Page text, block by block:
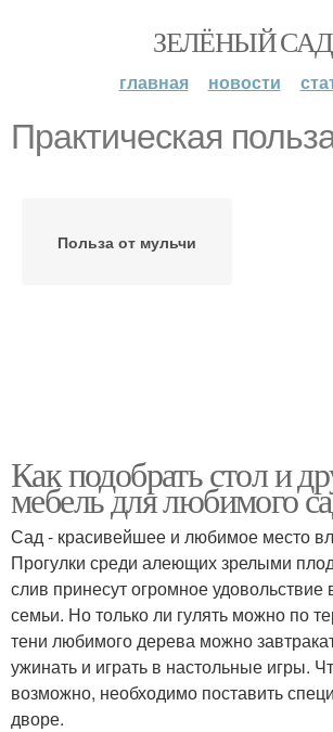
ЗЕЛЁНЫЙ САД
главная новости
Практическая
Польза от мульчи
Как подобрать стол и
мебель для любимого
Сад - красивейшее и любимое место
Прогулки среди алеющих зрелыми
слив принесут огромное
семьи. Но только ли гулять можно по
тени любимого дерева можно
ужинать и играть в настольные игры.
возможно, необходимо поставить
дворе.